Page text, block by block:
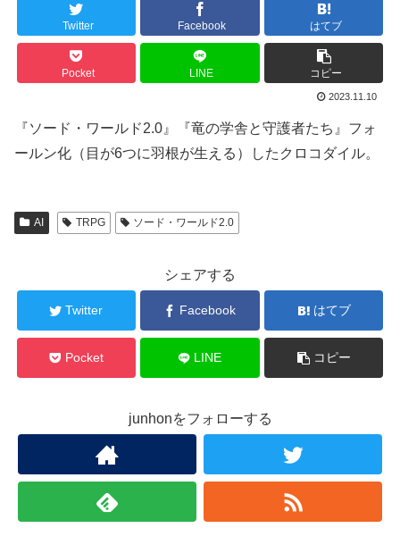
Twitter Facebook はてブ
Pocket LINE コピー
2023.11.10
『ソード・ワールド2.0』『竜の学舎と守護者たち』フォ
ールン化（目が6つに羽根が生える）したクロコダイル。
AI TRPG ソード・ワールド2.0
シェアする
Twitter Facebook はてブ
Pocket LINE コピー
junhonをフォローする